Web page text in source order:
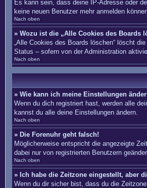
Es kann sein, dass deine IP-Adresse oder
keine neuen Benutzer mehr anmelden
Nach oben
» Wozu ist die „Alle Cookies des Boards
„Alle Cookies des Boards löschen“ löscht
Status – sofern von der Administration
Nach oben
» Wie kann ich meine Einstellungen
Wenn du dich registriert hast, werden alle
kannst du alle deine Einstellungen ändern.
Nach oben
» Die Forenuhr geht falsch!
Möglicherweise entspricht die angezeigte
dabei nur von registrierten Benutzern
Nach oben
» Ich habe die Zeitzone eingestellt, aber
Wenn du dir sicher bist, dass du die